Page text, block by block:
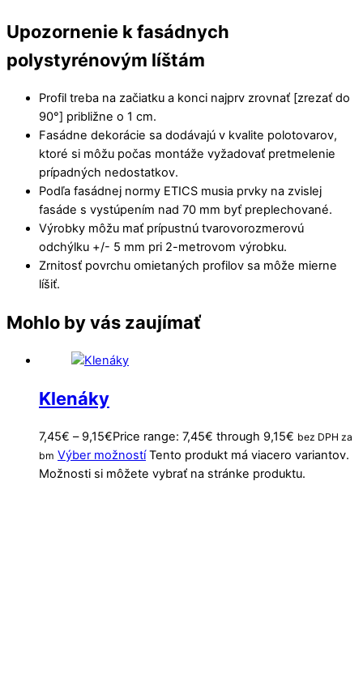
Upozornenie k fasádnych
polystyrénovým líštám
Profil treba na začiatku a konci najprv zrovnať [zrezať do
90°] približne o 1 cm.
Fasádne dekorácie sa dodávajú v kvalite polotovarov,
ktoré si môžu počas montáže vyžadovať pretmelenie
prípadných nedostatkov.
Podľa fasádnej normy ETICS musia prvky na zvislej
fasáde s vystúpením nad 70 mm byť preplechované.
Výrobky môžu mať prípustnú tvarovorozmerovú
odchýlku +/- 5 mm pri 2-metrovom výrobku.
Zrnitosť povrchu omietaných profilov sa môže mierne
líšiť.
Mohlo by vás zaujímať
Klenáky
7,45€ – 9,15€Price range: 7,45€ through 9,15€ bez DPH za
bm Výber možností Tento produkt má viacero variantov.
Možnosti si môžete vybrať na stránke produktu.